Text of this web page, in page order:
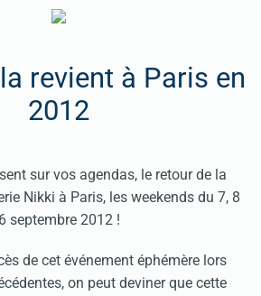
revient à Paris en
2012
sur vos agendas, le retour de la
Nikki à Paris, les weekends du 7, 8
septembre 2012 !
de cet événement éphémère lors
on peut deviner que cette